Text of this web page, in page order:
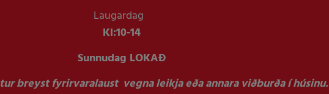
Laugardag
Kl:10-14
Sunnudag LOKAÐ
breyst fyrirvaralaust vegna leikja eða annara viðburða í húsinu.